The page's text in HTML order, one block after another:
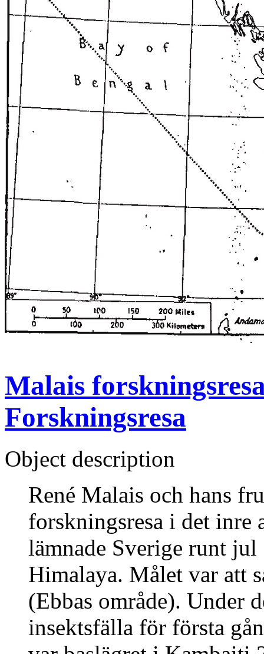
Malais
Forskningsresa
Object description
René Malais och hans
forskningsresa i det inre
lämnade Sverige runt
Himalaya. Målet var att
(Ebbas område). Under
insektsfälla för första